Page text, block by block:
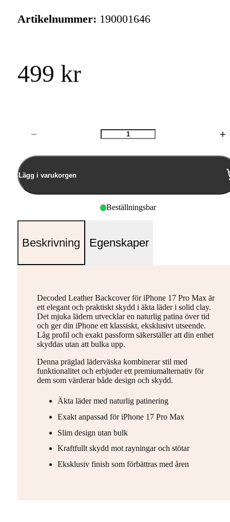
Artikelnummer: 190001646
499 kr
Antal
Lägg i varukorgen
Beställningsbar
Beskrivning Egenskaper
Decoded Leather Backcover för iPhone 17 Pro Max är
ett elegant och praktiskt skydd i äkta läder i solid clay.
Det mjuka lädern utvecklar en naturlig patina över tid
och ger din iPhone ett klassiskt, eksklusivt utseende.
Låg profil och exakt passform säkerställer att din enhet
skyddas utan att bulka upp.
Denna präglad läderväska kombinerar stil med
funktionalitet och erbjuder ett premiumalternativ för
dem som värderar både design och skydd.
Äkta läder med naturlig patinering
Exakt anpassad för iPhone 17 Pro Max
Slim design utan bulk
Kraftfullt skydd mot rayningar och stötar
Eksklusiv finish som förbättras med åren